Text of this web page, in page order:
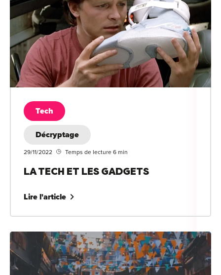
Tech
Décryptage
29/11/2022 Temps de lecture 6 min
LA TECH ET LES GADGETS
Lire l'article